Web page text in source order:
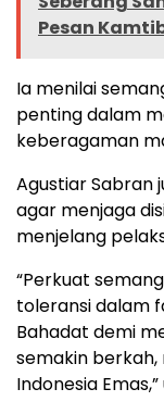
Pesan
Ia menilai
penting dalam
keberagaman
Agustiar Sabran
agar menjaga
menjelang
“Perkuat
toleransi dalam
Bahadat demi
semakin berkah,
Indonesia